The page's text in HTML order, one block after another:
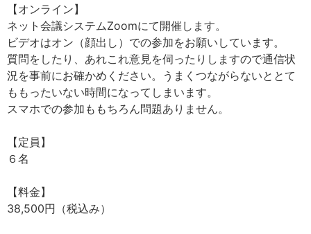
【オンライン】
ネット会議システムZoomにて開催します。
ビデオはオン（顔出し）での参加をお願いしています。
質問をしたり、あれこれ意見を伺ったりしますので通信状
況を事前にお確かめください。うまくつながらないととて
ももったいない時間になってしまいます。
スマホでの参加ももちろん問題ありません。
【定員】
６名
【料金】
38,500円（税込み）